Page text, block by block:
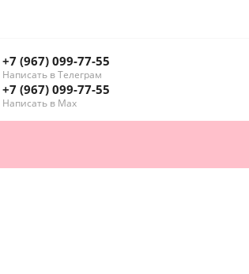
+7 (967) 099-77-55
Написать в Телеграм
+7 (967) 099-77-55
Написать в Мах